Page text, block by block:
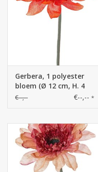
Gerbera, 1 polyester
bloem (Ø 12 cm, H. 4
cm), groene plastic
€--,-- €--,-- *